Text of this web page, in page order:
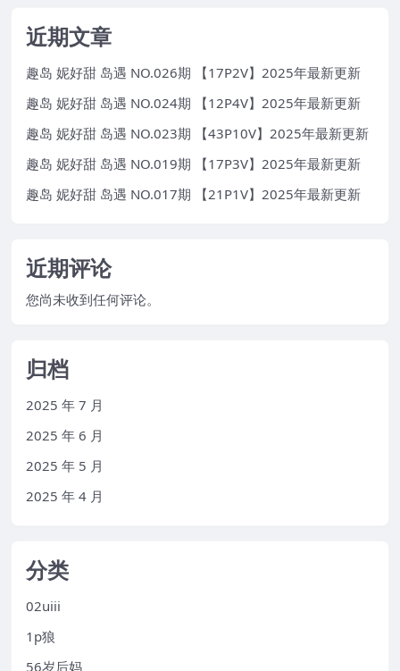
近期文章
趣岛 妮好甜 岛遇 NO.026期 【17P2V】2025年最新更新
趣岛 妮好甜 岛遇 NO.024期 【12P4V】2025年最新更新
趣岛 妮好甜 岛遇 NO.023期 【43P10V】2025年最新更新
趣岛 妮好甜 岛遇 NO.019期 【17P3V】2025年最新更新
趣岛 妮好甜 岛遇 NO.017期 【21P1V】2025年最新更新
近期评论
您尚未收到任何评论。
归档
2025 年 7 月
2025 年 6 月
2025 年 5 月
2025 年 4 月
分类
02uiii
1p狼
56岁后妈